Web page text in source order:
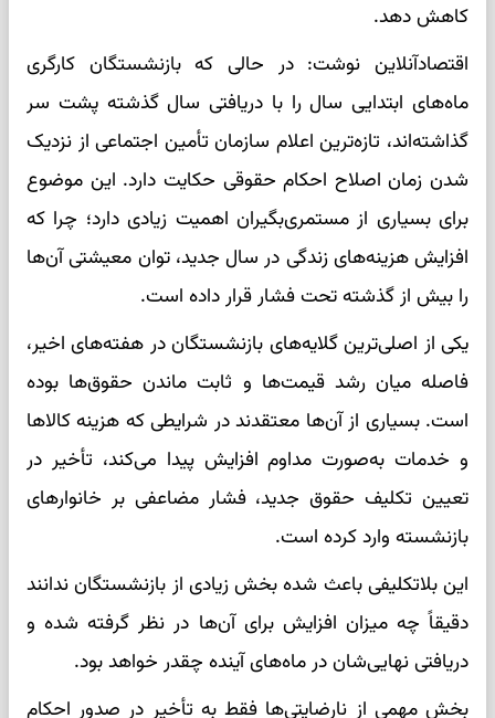
کاهش دهد.
اقتصادآنلاین نوشت: در حالی که بازنشستگان کارگری
ماه‌های ابتدایی سال را با دریافتی سال گذشته پشت سر
گذاشته‌اند، تازه‌ترین اعلام سازمان تأمین اجتماعی از نزدیک
شدن زمان اصلاح احکام حقوقی حکایت دارد. این موضوع
برای بسیاری از مستمری‌بگیران اهمیت زیادی دارد؛ چرا که
افزایش هزینه‌های زندگی در سال جدید، توان معیشتی آن‌ها
را بیش از گذشته تحت فشار قرار داده است.
یکی از اصلی‌ترین گلایه‌های بازنشستگان در هفته‌های اخیر،
فاصله میان رشد قیمت‌ها و ثابت ماندن حقوق‌ها بوده
است. بسیاری از آن‌ها معتقدند در شرایطی که هزینه کالاها
و خدمات به‌صورت مداوم افزایش پیدا می‌کند، تأخیر در
تعیین تکلیف حقوق جدید، فشار مضاعفی بر خانوارهای
بازنشسته وارد کرده است.
این بلاتکلیفی باعث شده بخش زیادی از بازنشستگان ندانند
دقیقاً چه میزان افزایش برای آن‌ها در نظر گرفته شده و
دریافتی نهایی‌شان در ماه‌های آینده چقدر خواهد بود.
بخش مهمی از نارضایتی‌ها فقط به تأخیر در صدور احکام